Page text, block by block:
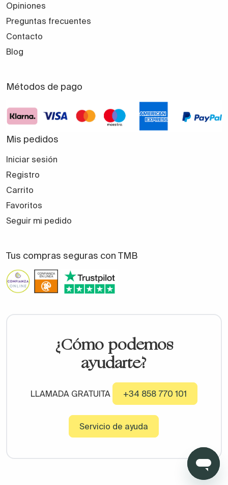
Opiniones
Preguntas frecuentes
Contacto
Blog
Métodos de pago
Mis pedidos
Iniciar sesión
Registro
Carrito
Favoritos
Seguir mi pedido
Tus compras seguras con TMB
¿Cómo podemos
ayudarte?
LLAMADA GRATUITA +34 858 770 101
Servicio de ayuda